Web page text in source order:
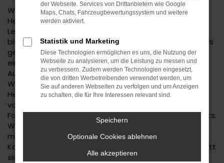
Wenn Sie einen zuverlässigen Mobilitätspartner für
Herrenberg suchen, empfehlen wir Ihnen einen Seat
Leon Gebrauchtwagen. Dieses Modell hat in jeder
bisherigen Generation seine Langlebigkeit unter Beweis
gestellt und befindet sich längst auf dem Weg zu
einem Klassiker. Kennzeichnend ist das hohe
Ausstattungslevel sowie die Effizienz der Motoren.
Wenn Sie Ihren Seat Leon Gebrauchtwagen für
Herrenberg im Autohaus Daub kaufen, profitieren Sie
von unseren hohen Qualitätsmaßstäben. Jedes
Fahrzeug unterläuft vor dem Verkauf eine Fülle an Tests.
Wir sind erst dann zufrieden, wenn keinerlei Mängel
mehr existieren und stellen dies durch die hohe
Kompetenz und Erfahrung unserer Kfz-Meisterwerkstatt
sicher.
der Webseite. Services von Drittanbietern wie Google
Maps, Chats, Fahrzeugbewertungssystem und weitere
werden aktiviert.
Statistik und Marketing
Diese Technologien ermöglichen es uns, die Nutzung der
Webseite zu analysieren, um die Leistung zu messen und
zu verbessern. Zudem werden Technologien eingesetzt,
die von dritten Werbetreibenden verwendet werden, um
Sie auf anderen Webseiten zu verfolgen und um Anzeigen
zu schalten, die für Ihre Interessen relevant sind.
Speichern
Optionale Cookies ablehnen
Alle akzeptieren